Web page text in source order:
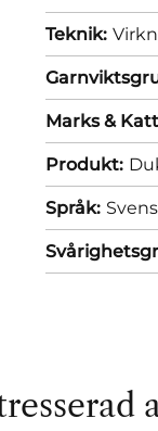
Teknik:
Marks &
Produkt:
Språk: